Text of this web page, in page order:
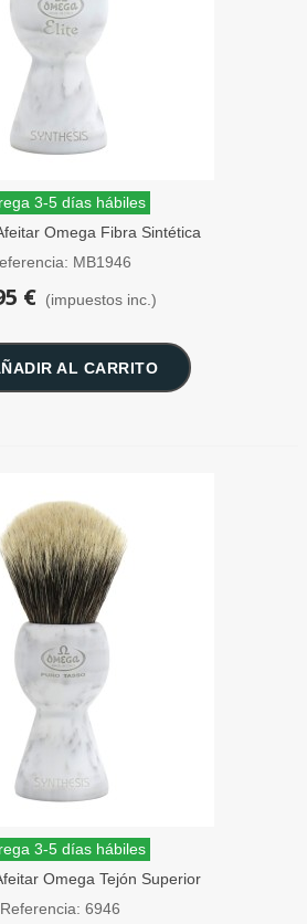
3-5 días hábiles
Omega Fibra Sintética
Elite Synthesis
MB1946
€ (impuestos inc.)
AL CARRITO
3-5 días hábiles
Omega Tejón Superior
Synthesis
Referencia: 6946